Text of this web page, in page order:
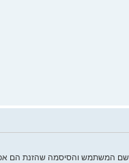
המשתמש והסיסמה שהזנת הם